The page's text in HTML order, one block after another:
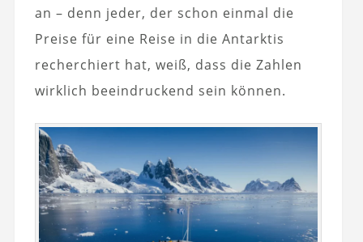
an – denn jeder, der schon einmal die
Preise für eine Reise in die Antarktis
recherchiert hat, weiß, dass die Zahlen
wirklich beeindruckend sein können.